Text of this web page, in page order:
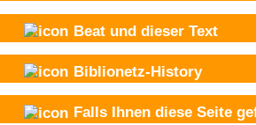
Beat und dieser Text
Biblionetz-History
Falls Ihnen diese Seite